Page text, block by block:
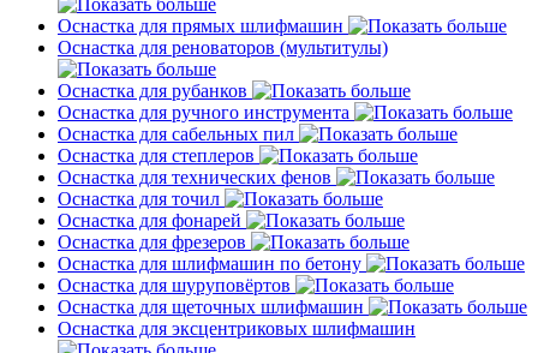
Оснастка для прямых шлифмашин
Оснастка для реноваторов (мультитулы)
Оснастка для рубанков
Оснастка для ручного инструмента
Оснастка для сабельных пил
Оснастка для степлеров
Оснастка для технических фенов
Оснастка для точил
Оснастка для фонарей
Оснастка для фрезеров
Оснастка для шлифмашин по бетону
Оснастка для шуруповёртов
Оснастка для щеточных шлифмашин
Оснастка для эксцентриковых шлифмашин